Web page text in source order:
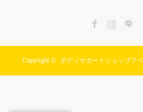
Copyright © ボディサポートショップアベ